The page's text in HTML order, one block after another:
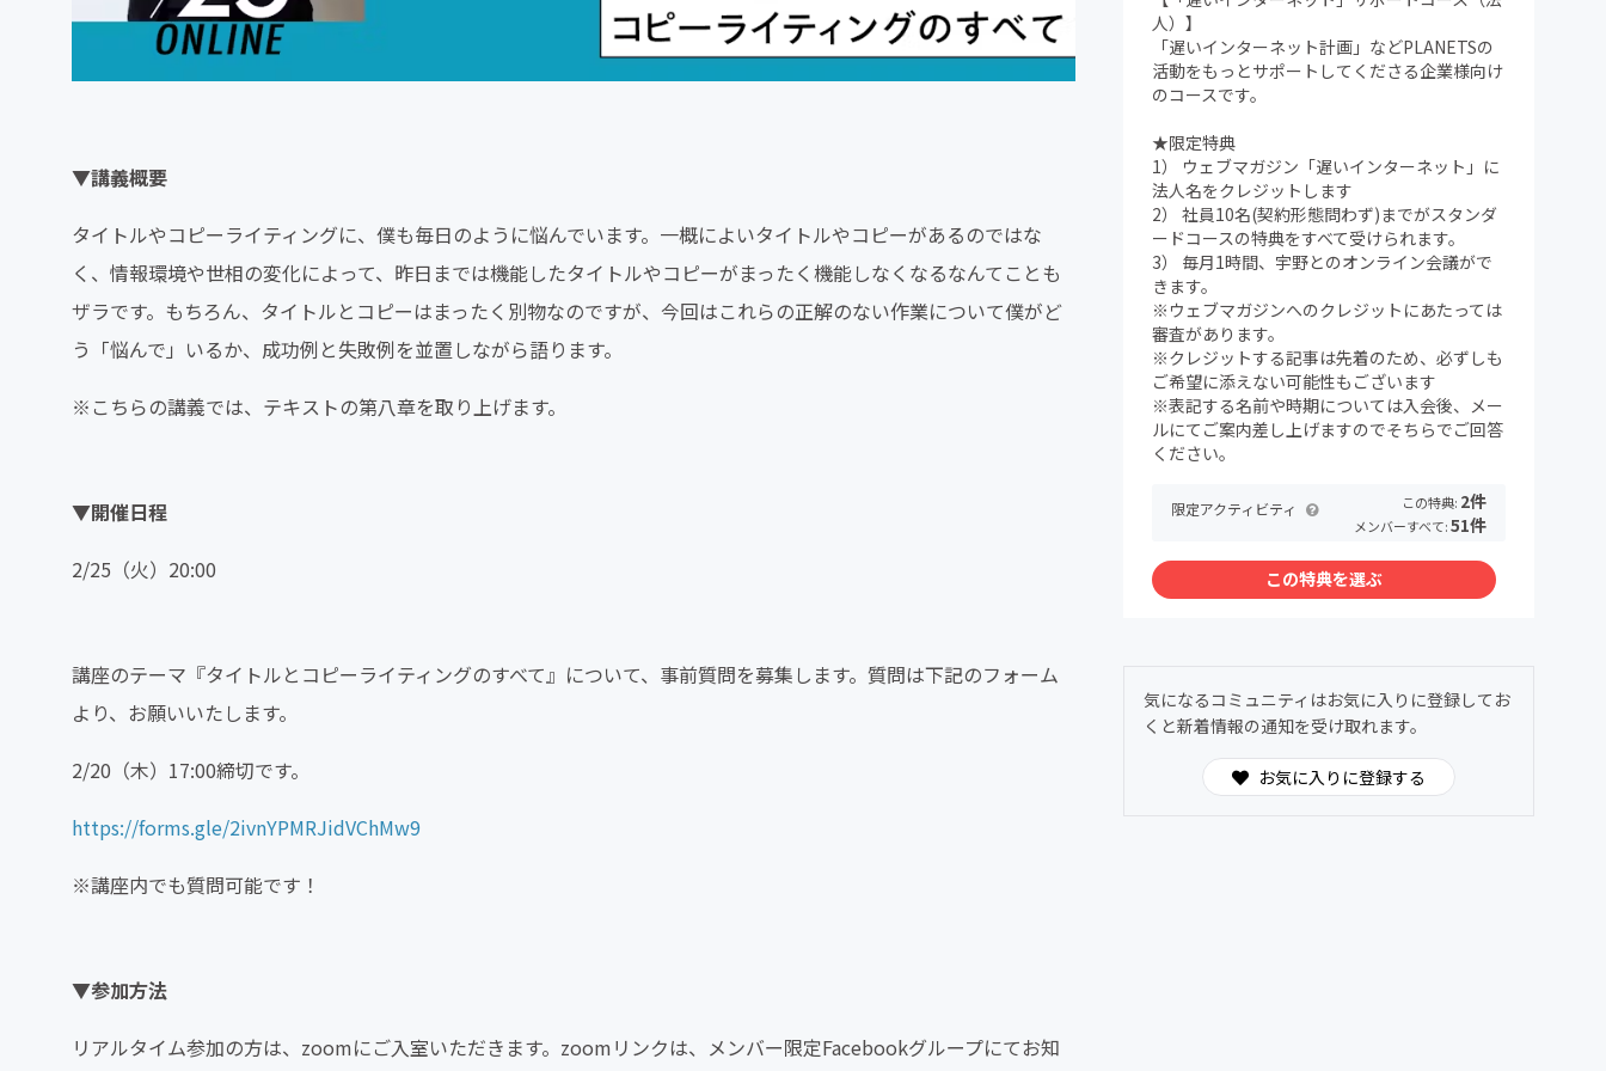
▼講義概要
タイトルやコピーライティングに、僕も毎日のように悩んでいます。一概によいタイトルやコピーがあるのではな
く、情報環境や世相の変化によって、昨日までは機能したタイトルやコピーがまったく機能しなくなるなんてことも
ザラです。もちろん、タイトルとコピーはまったく別物なのですが、今回はこれらの正解のない作業について僕がど
う「悩んで」いるか、成功例と失敗例を並置しながら語ります。
※こちらの講義では、テキストの第八章を取り上げます。
▼開催日程
2/25（火）20:00
講座のテーマ『タイトルとコピーライティングのすべて』について、事前質問を募集します。質問は下記のフォーム
より、お願いいたします。
2/20（木）17:00締切です。
https://forms.gle/2ivnYPMRJidVChMw9
※講座内でも質問可能です！
▼参加方法
リアルタイム参加の方は、zoomにご入室いただきます。zoomリンクは、メンバー限定Facebookグループにてお知
人）】
「遅いインターネット計画」などPLANETSの
活動をもっとサポートしてくださる企業様向け
のコースです。
★限定特典
1） ウェブマガジン「遅いインターネット」に
法人名をクレジットします
2） 社員10名(契約形態問わず)までがスタンダ
ードコースの特典をすべて受けられます。
3） 毎月1時間、宇野とのオンライン会議がで
きます。
※ウェブマガジンへのクレジットにあたっては
審査があります。
※クレジットする記事は先着のため、必ずしも
ご希望に添えない可能性もございます
※表記する名前や時期については入会後、メー
ルにてご案内差し上げますのでそちらでご回答
ください。
限定アクティビティ この特典: 2件
メンバーすべて:51件
この特典を選ぶ
気になるコミュニティはお気に入りに登録してお
くと新着情報の通知を受け取れます。
お気に入りに登録する